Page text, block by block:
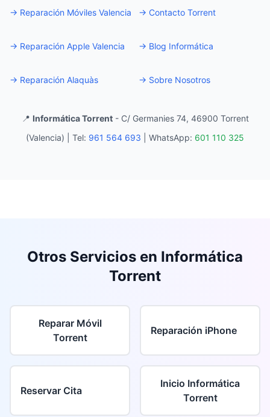
→ Reparación Móviles Valencia → Contacto Torrent
→ Reparación Apple Valencia → Blog Informática
→ Reparación Alaquàs → Sobre Nosotros
📍 Informática Torrent- C/ Germanies 74, 46900 Torrent
(Valencia) |
Tel: 961 564 693 WhatsApp: 601 110 325
Otros Servicios en Informática
Torrent
Reparar Móvil
Torrent
Reparación iPhone
Reservar Cita
Inicio Informática
Torrent